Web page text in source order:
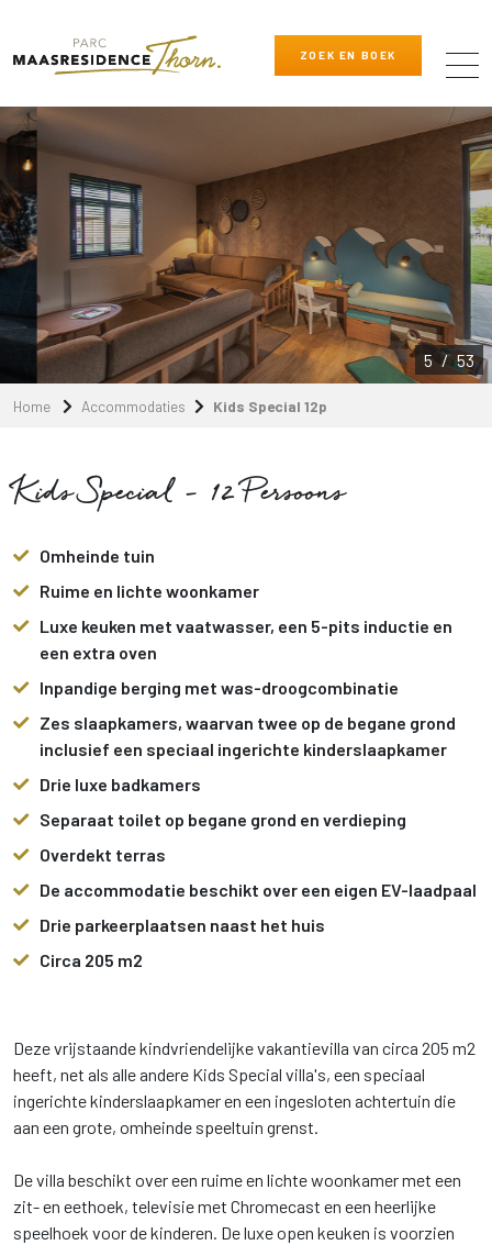
ZOEK EN BOEK
6 / 53
Home Accommodaties Kids Special 12p
Kids Special - 12 Persoons
Omheinde tuin
Ruime en lichte woonkamer
Luxe keuken met vaatwasser, een 5-pits inductie en
een extra oven
Inpandige berging met was-droogcombinatie
Zes slaapkamers, waarvan twee op de begane grond
inclusief een speciaal ingerichte kinderslaapkamer
Drie luxe badkamers
Separaat toilet op begane grond en verdieping
Overdekt terras
De accommodatie beschikt over een eigen EV-laadpaal
Drie parkeerplaatsen naast het huis
Circa 205 m2
Deze vrijstaande kindvriendelijke vakantievilla van circa 205 m2
heeft, net als alle andere Kids Special villa's, een speciaal
ingerichte kinderslaapkamer en een ingesloten achtertuin die
aan een grote, omheinde speeltuin grenst.
De villa beschikt over een ruime en lichte woonkamer met een
zit- en eethoek, televisie met Chromecast en een heerlijke
speelhoek voor de kinderen. De luxe open keuken is voorzien